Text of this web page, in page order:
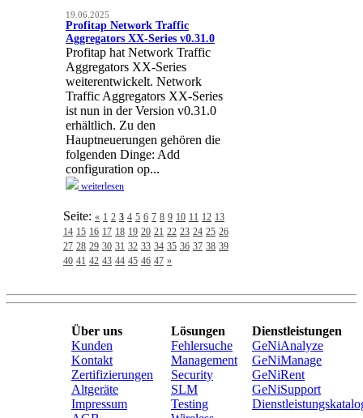
19.06.2025
Profitap Network Traffic
Aggregators XX-Series v0.31.0
Profitap hat Network Traffic
Aggregators XX-Series
weiterentwickelt. Network
Traffic Aggregators XX-Series
ist nun in der Version v0.31.0
erhältlich. Zu den
Hauptneuerungen gehören die
folgenden Dinge: Add
configuration op...
weiterlesen
Seite: « 1 2 3 4 5 6 7 8 9 10 11 12 13
14 15 16 17 18 19 20 21 22 23 24 25 26
27 28 29 30 31 32 33 34 35 36 37 38 39
40 41 42 43 44 45 46 47 »
Über uns
Kunden
Kontakt
Zertifizierungen
Altgeräte
Impressum
Lösungen
Fehlersuche
Management
Security
SLM
Testing
Dienstleistungen
GeNiAnalyze
GeNiManage
GeNiRent
GeNiSupport